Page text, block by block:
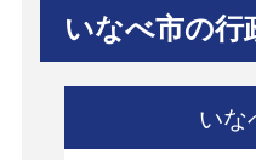
いなべ市の行
いな